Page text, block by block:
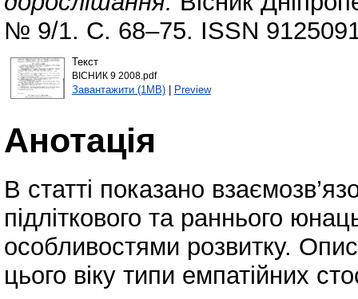
№ 9/1. С. 68–75. ISSN
Текст
ВІСНИК 9 2008.pdf
Завантажити (1MB)| Preview
Анотація
В статті показано
підліткового та раннього
особливостями розвитку.
цього віку типи емпатійних